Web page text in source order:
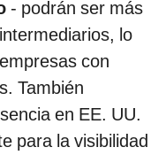
- podrán ser más
lo
con
También
en EE. UU.
para la visibilidad